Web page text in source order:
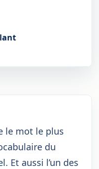
le mot le plus
du
Et aussi l’un des